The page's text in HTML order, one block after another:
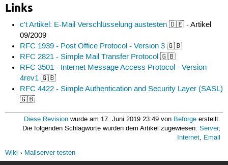
Links
c't Artikel: E-Mail Verschlüsselung austesten 🇩🇪 - Artikel
09/2009
RFC 1939 - Post Office Protocol - Version 3 🇬🇧
RFC 2821 - Simple Mail Transfer Protocol 🇬🇧
RFC 3501 - Internet Message Access Protocol - Version
4rev1 🇬🇧
RFC 4422 - Simple Authentication and Security Layer (SASL)
🇬🇧
Diese Revision wurde am 17. Juni 2019 23:49 von Beforge erstellt.
Die folgenden Schlagworte wurden dem Artikel zugewiesen:Server,
Internet, Email
Wiki
Mailserver testen